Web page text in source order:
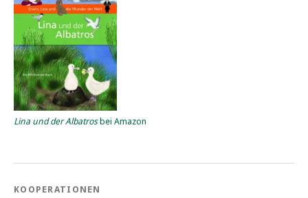
Lina und der Albatrosbei Amazon
KOOPERATIONEN